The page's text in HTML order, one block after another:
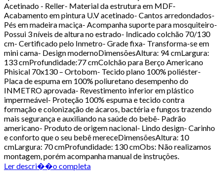
Acetinado - Reller- Material da estrutura em MDF-
Acabamento em pintura U.V acetinado- Cantos arredondados-
Pés em madeira maciça- Acompanha suporte para mosquiteiro-
Possui 3 níveis de altura no estrado- Indicado colchão 70/130
cm- Certificado pelo Inmetro- Grade fixa- Transforma-se em
mini cama- Design modernoDimensõesAltura: 94 cmLargura:
133 cmProfundidade:77 cmColchão para Berço Americano
Phisical 70x130 – Ortobom- Tecido plano 100% poliéster-
Placa de espuma em 100% poliuretano desempenho do
INMETRO aprovada- Revestimento inferior em plástico
impermeável- Proteção 100% espuma e tecido contra
formação e colonização de ácaros, bactéria e fungos trazendo
mais segurança e auxiliando na saúde do bebê- Padrão
americano- Produto de origem nacional- Lindo design- Carinho
e conforto que o seu bebê mereceDimensõesAltura: 10
cmLargura: 70 cmProfundidade: 130 cmObs: Não realizamos
montagem, porém acompanha manual de instruções.
Ler descri��o completa